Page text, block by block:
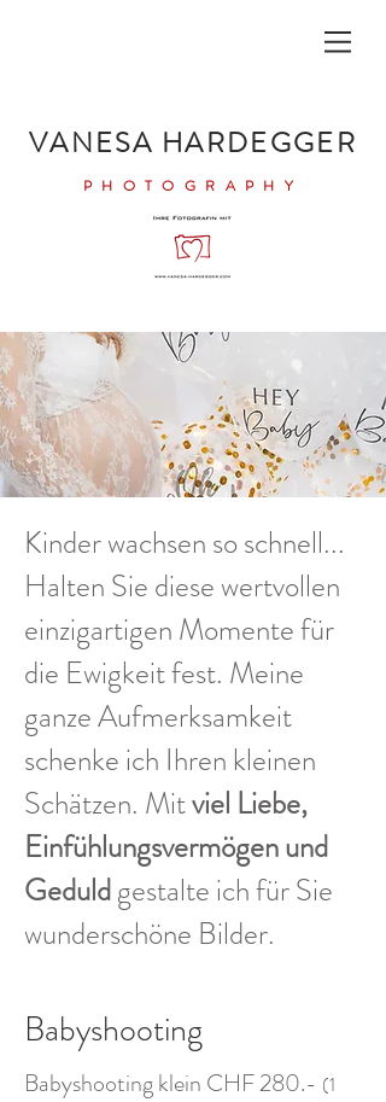
VANESA HARDEGGER
PHOTOGRAPHY
Kinder wachsen so schnell...
Halten Sie diese wertvollen
einzigartigen Momente für
die Ewigkeit fest. Meine
ganze Aufmerksamkeit
schenke ich Ihren kleinen
Schätzen. Mitviel Liebe,
Einfühlungsvermögen und
Geduldgestalte ich für Sie
wunderschöne Bilder.
Babyshooting
Babyshooting klein CHF 280.- (1